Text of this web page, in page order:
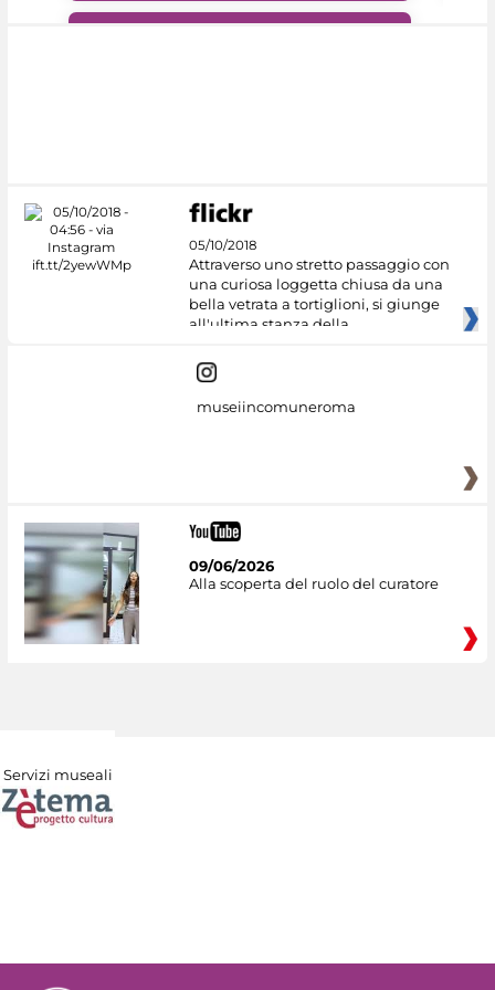
05/10/2018
Attraverso uno stretto passaggio con
una curiosa loggetta chiusa da una
bella vetrata a tortiglioni, si giunge
all'ultima stanza della
museiincomuneroma
09/06/2026
Alla scoperta del ruolo del curatore
Servizi museali